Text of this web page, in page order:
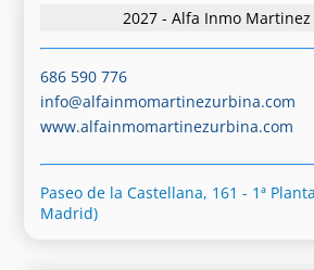
2027 - Alfa Inmo
686 590 776
info@alfainmomartinezurbina.com
www.alfainmomartinezurbina.com
Paseo de la Castellana, 161 - 1ª
Madrid)